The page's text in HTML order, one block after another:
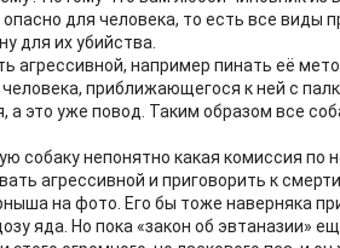
для человека, то есть все виды
для их убийства.
агрессивной, например пинать её
приближающегося к ней с
а это уже повод. Таким образом все
собаку непонятно какая комиссия по
агрессивной и приговорить к смерти.
на фото. Его бы тоже наверняка
яда. Но пока «закон об эвтаназии»